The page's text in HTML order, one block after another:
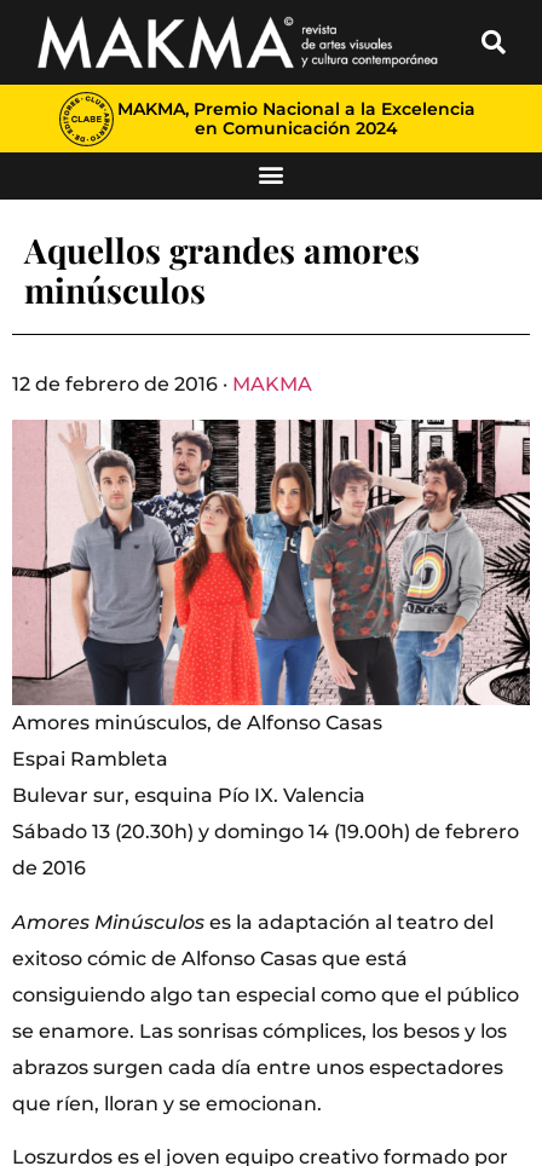
MAKMA, Premio Nacional a la Excelencia
en Comunicación 2024
Aquellos grandes amores
minúsculos
12 de febrero de 2016 · MAKMA
Amores minúsculos, de Alfonso Casas
Espai Rambleta
Bulevar sur, esquina Pío IX. Valencia
Sábado 13 (20.30h) y domingo 14 (19.00h) de febrero
de 2016
Amores Minúsculos es la adaptación al teatro del
exitoso cómic de Alfonso Casas que está
consiguiendo algo tan especial como que el público
se enamore. Las sonrisas cómplices, los besos y los
abrazos surgen cada día entre unos espectadores
que ríen, lloran y se emocionan.
Loszurdos es el joven equipo creativo formado por